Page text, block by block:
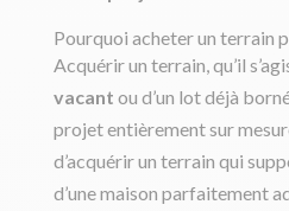
Pourquoi acheter un terrain
Acquérir un terrain, qu’il
vacant ou d’un lot déjà
projet entièrement sur
d’acquérir un terrain qui
d’une maison parfaitement